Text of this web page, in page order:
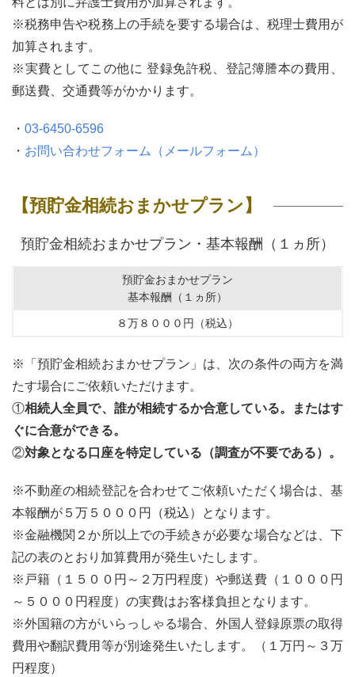
※税務申告や税務上の手続を要する場合は、税理士費用が
加算されます。
※実費としてこの他に 登録免許税、登記簿謄本の費用、
郵送費、交通費等がかかります。
・ 03-6450-6596
・ お問い合わせフォーム（メールフォーム）
【預貯金相続おまかせプラン】
預貯金相続おまかせプラン・基本報酬（１ヵ所）
預貯金おまかせプラン
基本報酬（１ヵ所）
８万８０００円（税込）
※「預貯金相続おまかせプラン」は、次の条件の両方を満
たす場合にご依頼いただけます。
①相続人全員で、 誰が相続するか合意している。またはす
ぐに合意ができる。
②対象となる口座を特定している（調査が不要である）。
※不動産の相続登記を合わせてご依頼いただく場合は、基
本報酬が５万５０００円（税込）となります。
※金融機関２か所以上での手続きが必要な場合などは、下
記の表のとおり加算費用が発生いたします。
※戸籍（１５００円～２万円程度）や郵送費（１０００円
～５０００円程度）の実費はお客様負担となります。
※外国籍の方がいらっしゃる場合、外国人登録原票の取得
費用や翻訳費用等が別途発生いたします。（１万円～３万
円程度）